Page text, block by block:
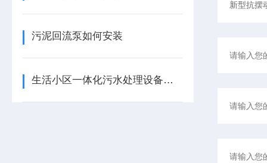
污泥回流泵如何安装
生活小区一体化污水处理设备的维护细节